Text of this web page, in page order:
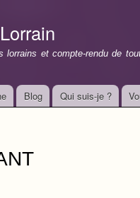
lorrains et compte-rendu de
Blog Qui suis-je ?